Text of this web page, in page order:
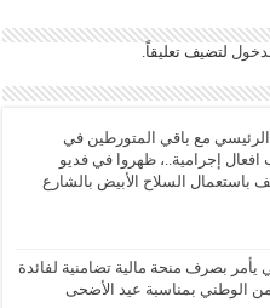
لتضيف تعليقاً.
مع باقي المتورطين في
افعال إجرامية..، ظهروا في فديو
السلاح الأبيض بالشارع
بصرف منحة مالية تضامنية لفائدة
الوطني بمناسبة عيد الأضحى